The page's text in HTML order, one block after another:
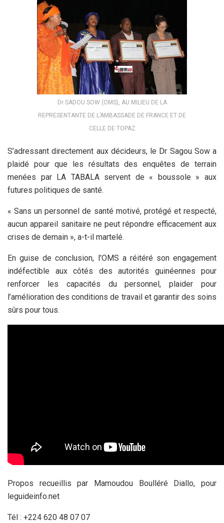
Dr SADOU SOW (OMS), AU MILIEU DE LA
REPRESENTANTE DE L’AMBASSADE DE FRANCE ET DE
CELLE DE TOPAZ
S’adressant directement aux décideurs, le Dr Sagou Sow a
plaidé pour que les résultats des enquêtes de terrain
menées par LA TABALA servent de « boussole » aux
futures politiques de santé.
« Sans un personnel de santé motivé, protégé et respecté,
aucun appareil sanitaire ne peut répondre efficacement aux
crises de demain », a-t-il martelé.
En guise de conclusion, l’OMS a réitéré son engagement
indéfectible aux côtés des autorités guinéennes pour
renforcer les capacités du personnel, plaider pour
l’amélioration des conditions de travail et garantir des soins
sûrs pour tous.
Propos recueillis par Mamoudou Boulléré Diallo, pour
leguideinfo.net
Tél : +224 620 48 07 07